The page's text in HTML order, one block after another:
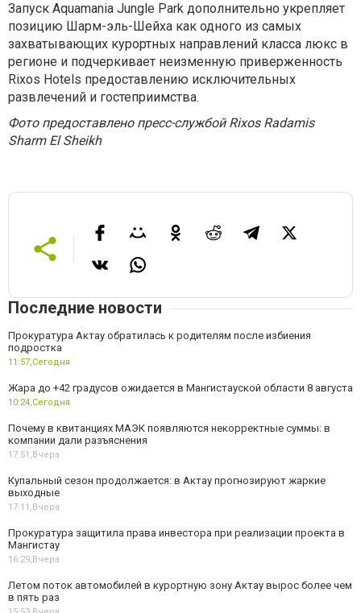
Запуск Aquamania Jungle Park дополнительно укрепляет
позицию Шарм-эль-Шейха как одного из самых
захватывающих курортных направлений класса люкс в
регионе и подчеркивает неизменную приверженность
Rixos Hotels предоставлению исключительных
развлечений и гостеприимства.
Фото предоставлено пресс-службой Rixos Radamis
Sharm El Sheikh
Последние новости
Прокуратура Актау обратилась к родителям после избиения
подростка
11:57,Сегодня
Жара до +42 градусов ожидается в Мангистауской области 8 августа
10:24,Сегодня
Почему в квитанциях МАЭК появляются некорректные суммы: в
компании дали разъяснения
17:51,Вчера
Купальный сезон продолжается: в Актау прогнозируют жаркие
выходные
17:11,Вчера
Прокуратура защитила права инвестора при реализации проекта в
Мангистау
16:29,Вчера
Летом поток автомобилей в курортную зону Актау вырос более чем
в пять раз